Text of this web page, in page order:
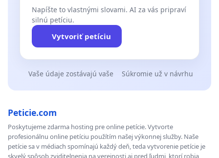
Napíšte to vlastnými slovami. AI za vás pripraví
silnú petíciu.
Vytvoriť petíciu
Vaše údaje zostávajú vaše Súkromie už v návrhu
Peticie.com
Poskytujeme zdarma hosting pre online petície. Vytvorte
profesionálnu online petíciu použítím našej výkonnej služby. Naše
petície sa v médiach spomínajú každý deň, teda vytvorenie petície je
skvelý spôsob zviditelnenia na verejnosti aj pred ľudmi, ktorí robia